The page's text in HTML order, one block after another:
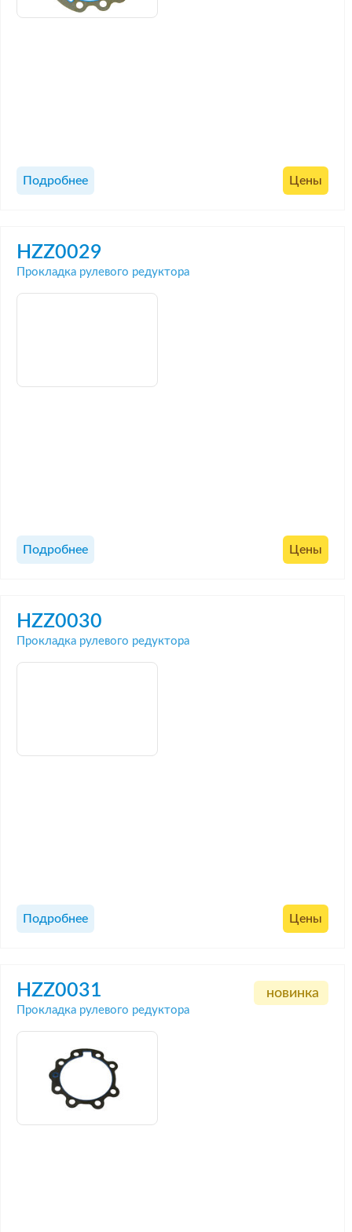
Подробнее Цены
HZZ0029
Прокладка рулевого редуктора
Подробнее Цены
HZZ0030
Прокладка рулевого редуктора
Подробнее Цены
HZZ0031
Прокладка рулевого редуктора
новинка